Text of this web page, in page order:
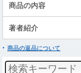
商品の内容
著者紹介
商品の返品について